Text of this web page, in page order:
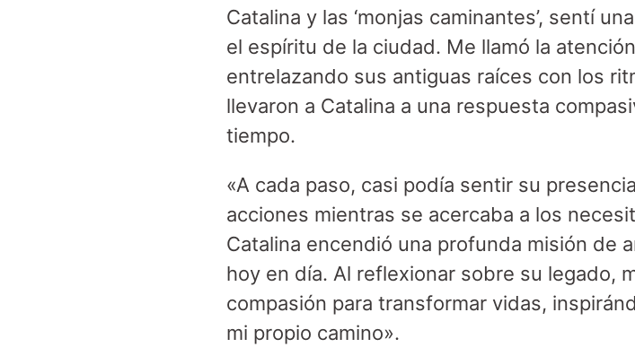
Catalina y las ‘monjas caminantes’, sentí
el espíritu de la ciudad. Me llamó la
entrelazando sus antiguas raíces con los
llevaron a Catalina a una respuesta
tiempo.
«A cada paso, casi podía sentir su
acciones mientras se acercaba a los
Cаtalina encendió una profunda misión de
hoy en día. Al reflexionar sobre su legado,
compasión para transformar vidas,
mi propio camino».